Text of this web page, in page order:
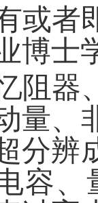
或者
博士
阻器
量、
分辨
容、